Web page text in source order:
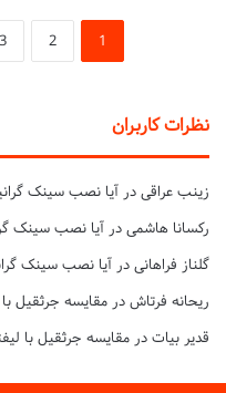
1
2
3
نظرات کاربران
زینب عراقی در آیا نصب سینک
رکسانا هاشمی در آیا نصب سینک
گلناز فراهانی در آیا نصب سینک
ریحانه فرتاش در مقایسه جرثقیل
قدیر بیات در مقایسه جرثقیل با